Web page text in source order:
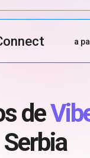
a
de
Serbia